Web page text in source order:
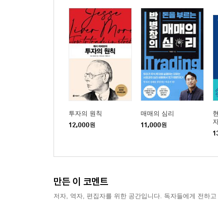
투자의 원칙
12,000원
매매의 심리
11,000원
만든 이 코멘트
저자, 역자, 편집자를 위한 공간입니다. 독자들에게 전하